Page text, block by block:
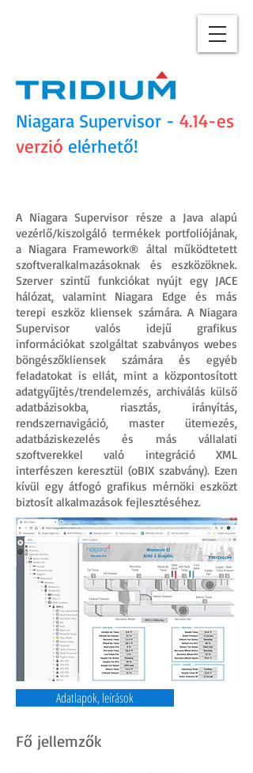
Niagara Supervisor - 4.14-es
verzió elérhető!
A Niagara Supervisor része a Java alapú
vezérlő/kiszolgáló termékek portfoliójának,
a Niagara Framework® által működtetett
szoftveralkalmazásoknak és eszközöknek.
Szerver szintű funkciókat nyújt egy JACE
hálózat, valamint Niagara Edge és más
terepi eszköz kliensek számára. A Niagara
Supervisor valós idejű grafikus
információkat szolgáltat szabványos webes
böngészőkliensek számára és egyéb
feladatokat is ellát, mint a központosított
adatgyűjtés/trendelemzés, archiválás külső
adatbázisokba, riasztás, irányítás,
rendszernavigáció, master ütemezés,
adatbáziskezelés és más vállalati
szoftverekkel való integráció XML
interfészen keresztül (oBIX szabvány). Ezen
kívül egy átfogó grafikus mérnöki eszközt
biztosít alkalmazások fejlesztéséhez.
Adatlapok, leírások
Fő jellemzők